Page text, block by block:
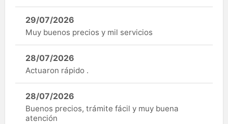
29/07/2026
Muy buenos precios y mil servicios
28/07/2026
Actuaron rápido .
28/07/2026
Buenos precios, trámite fácil y muy buena
atención